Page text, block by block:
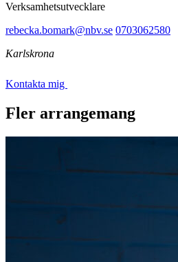
Verksamhetsutvecklare
rebecka.bomark@nbv.se 0703062580
Karlskrona
Kontakta mig
Fler arrangemang